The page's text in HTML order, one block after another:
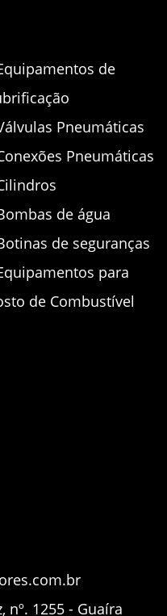
de
Pneumáticas
Pneumáticas
de água
de seguranças
para
de Combustível
nº. 1255 - Guaíra